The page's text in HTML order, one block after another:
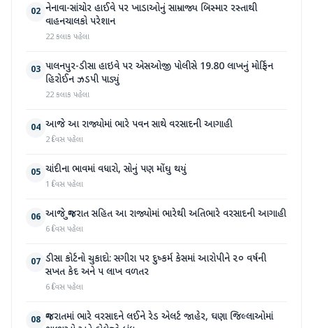
02 નેનાવા-સાંચોર હાઈવે પર ખાડાઓનું સામ્રાજ્ય બિસ્માર રસ્તાથી
વાહનચાલકો પરેશાન
22 કલાક પહેલા
03 પાલનપુર-ડીસા હાઇવે પર એસઓજી પોલીસે 19.80 લાખનું મોર્ફિન
હિરોઈન ઝડપી પાડ્યું
22 કલાક પહેલા
04 આજે આ રાજ્યોમાં ભારે પવન સાથે વરસાદની આગાહી
2 દિવસ પહેલા
05 ચાંદીના ભાવમાં વધારો, સોનું પણ મોંઘુ થયું
1 દિવસ પહેલા
06 આજે ગુજરાત સહિત આ રાજ્યોમાં ભારેથી અતિભારે વરસાદની આગાહી
6 દિવસ પહેલા
07 ડીસા કોર્ટનો ચુકાદો: સગીરા પર દુષ્કર્મ કેસમાં આરોપીને ૨૦ વર્ષની
સખત કેદ અને ૫ લાખ વળતર
6 દિવસ પહેલા
08 ગુજરાતમાં ભારે વરસાદને લઈને રેડ એલર્ટ જાહેર, ઘણા જિલ્લાઓમાં